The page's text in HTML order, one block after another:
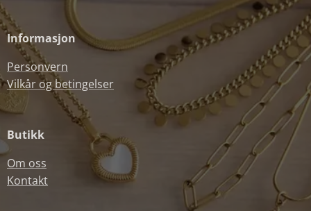
Informasjon
Personvern
Vilkår og betingelser
Butikk
Om oss
Kontakt